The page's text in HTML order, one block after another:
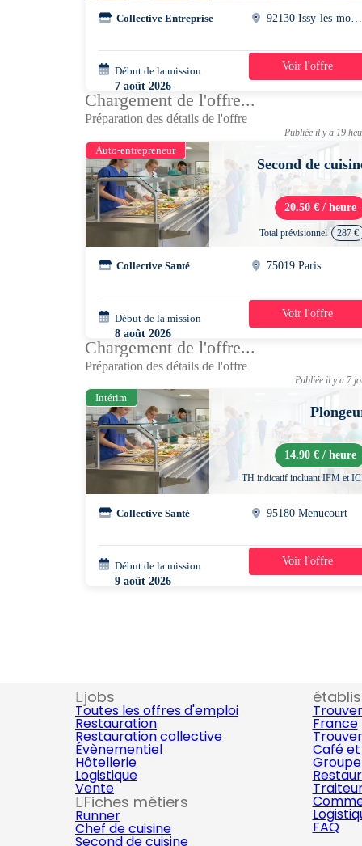
Collective Entreprise
Début de la mission
7 août 2026
10h30 - 17h30
2 semaines
Voir l'offre
Chargement de l'offre...
Préparation des détails de l'offre
Publiée il y a 19
Auto-entrepreneur
Second de
20.50 € / heure
Total prévisionnel 287 €
Collective Santé 75019 Paris
Début de la mission
8 août 2026
07h30 - 14h30
2 jours
Voir l'offre
Chargement de l'offre...
Préparation des détails de l'offre
Publiée il y a 7
Intérim
14.90 € / heure
TH indicatif incluant IFM et
Collective Santé 95180 Menucourt
Début de la mission
9 août 2026
1 jour
Voir l'offre
jobs
Toutes les offres d'emploi
Restauration
Restauration collective
Évènementiel
Hôtellerie
Logistique
Vente
Fiches métiers
Runner
Chef de cuisine
Second de cuisine
France
Café
FAQ